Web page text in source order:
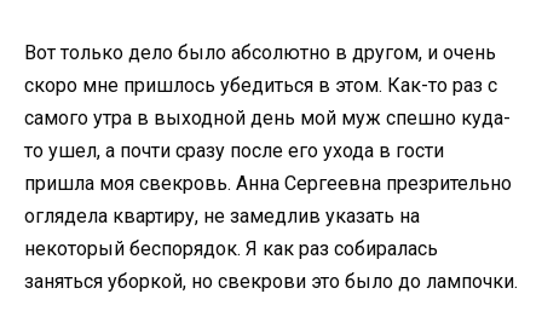
Вот только дело было абсолютно в другом, и очень
скоро мне пришлось убедиться в этом. Как-то раз с
самого утра в выходной день мой муж спешно куда-
то ушел, а почти сразу после его ухода в гости
пришла моя свекровь. Анна Сергеевна презрительно
оглядела квартиру, не замедлив указать на
некоторый беспорядок. Я как раз собиралась
заняться уборкой, но свекрови это было до лампочки.